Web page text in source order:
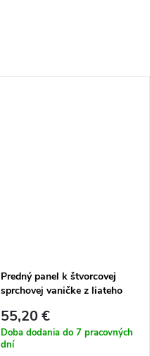
Predný panel k štvorcovej
sprchovej vaničke z liateho
55,20 €
Doba dodania do 7 pracovných
dní